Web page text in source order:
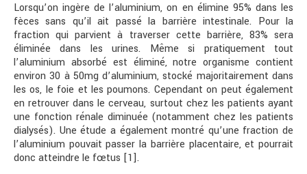
Lorsqu’on ingère de l’aluminium, on en élimine 95% dans les
fèces sans qu’il ait passé la barrière intestinale. Pour la
fraction qui parvient à traverser cette barrière, 83% sera
éliminée dans les urines. Même si pratiquement tout
l’aluminium absorbé est éliminé, notre organisme contient
environ 30 à 50mg d’aluminium, stocké majoritairement dans
les os, le foie et les poumons. Cependant on peut également
en retrouver dans le cerveau, surtout chez les patients ayant
une fonction rénale diminuée (notamment chez les patients
dialysés). Une étude a également montré qu’une fraction de
l’aluminium pouvait passer la barrière placentaire, et pourrait
donc atteindre le fœtus [1].